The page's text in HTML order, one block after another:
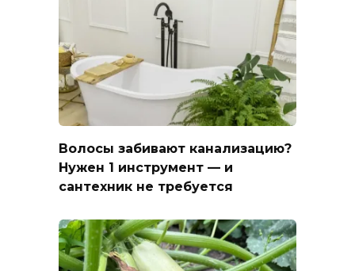
Волосы забивают канализацию?
Нужен 1 инструмент — и
сантехник не требуется